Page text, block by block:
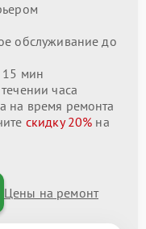
обслуживание до
15 мин
часа
на время ремонта
скидку 20% на
Цены на ремонт